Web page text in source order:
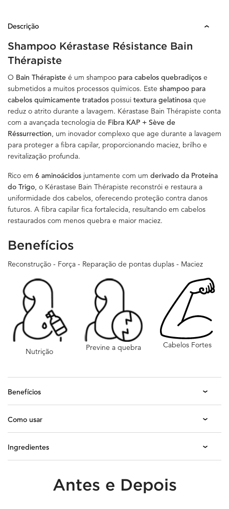
Descrição
Shampoo Kérastase Résistance Bain
Thérapiste
O Bain Thérapiste é um shampoo para cabelos quebradiços e
submetidos a muitos processos químicos. Este shampoo para
cabelos quimicamente tratados possui textura gelatinosa que
reduz o atrito durante a lavagem. Kérastase Bain Thérapiste conta
com a avançada tecnologia de Fibra KAP + Sève de
Réssurrection, um inovador complexo que age durante a lavagem
para proteger a fibra capilar, proporcionando maciez, brilho e
revitalização profunda.
Rico em 6 aminoácidos juntamente com um derivado da Proteína
do Trigo, o Kérastase Bain Thérapiste reconstrói e restaura a
uniformidade dos cabelos, oferecendo proteção contra danos
futuros. A fibra capilar fica fortalecida, resultando em cabelos
restaurados com menos quebra e maior maciez.
Benefícios
Reconstrução - Força - Reparação de pontas duplas - Maciez
Nutrição Previne a quebra Cabelos Fortes
Benefícios
Como usar
Ingredientes
Antes e Depois